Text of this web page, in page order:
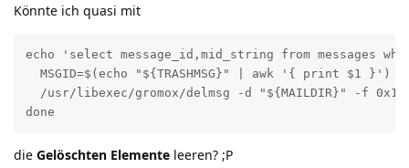
Könnte ich quasi mit
echo 'select message_id,mid_string from messages
  MSGID=$(echo "${TRASHMSG}" | awk '{ print $1 }')
/usr/libexec/gromox/delmsg -d "${MAILDIR}" -f 0x17
done
die Gelöschten Elemente leeren? ;P